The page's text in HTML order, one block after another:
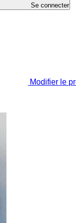
Se connecter
Modifier le